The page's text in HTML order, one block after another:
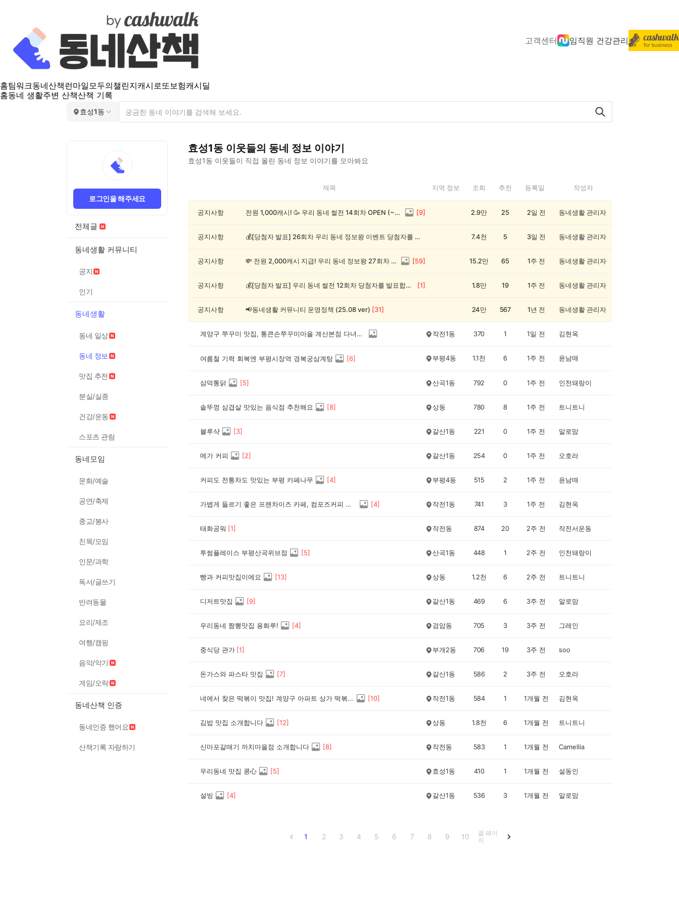
고객센터 임직원 건강관리
홈팀워크동네산책 런마일모두의챌린지캐시로또보험캐시딜
홈동네 생활주변 산책산책 기록
효성1동
로그인을 해주세요
전체글
동네생활 커뮤니티
공지
인기
동네생활
동네 일상
동네 정보
맛집 추천
분실/실종
건강/운동
스포츠 관람
동네모임
문화/예술
공연/축제
종교/봉사
친목/모임
인문/과학
독서/글쓰기
반려동물
요리/제조
여행/캠핑
음악/악기
게임/오락
동네산책 인증
동네인증 했어요
산책기록 자랑하기
효성1동 이웃들의 동네 정보 이야기
효성1동 이웃들이 직접 올린 동네 정보 이야기를 모아봐요
1
제목 지역 정보 조회 추천 등록일 작성자
공지사항 전원 1,000캐시! 🥳 우리 동네 썰전 14회차 OPEN (~8/17) [9] 2.9만 25 2일 전 동네생활 관리자
공지사항 💰[당첨자 발표] 26회차 우리 동네 정보왕 이벤트 당첨자를 발표합니다! 7.4천 5 3일 전 동네생활 관리자
공지사항 💸 전원 2,000캐시 지급! 우리 동네 정보왕 27회차 (~8/10) [59] 15.2만 65 1주 전 동네생활 관리자
공지사항 💰[당첨자 발표] 우리 동네 썰전 12회차 당첨자를 발표합니다! [1] 1.8만 19 1주 전 동네생활 관리자
공지사항 📢동네생활 커뮤니티 운영정책 (25.08 ver) [31] 24만 567 1년 전 동네생활 관리자
계양구 쭈꾸미 맛집, 통큰손쭈꾸미마을 계산본점 다녀왔어요! 작전1동 370 1 1일 전 김현옥
여름철 기력 회복엔 부평시장역 경복궁삼계탕 [6] 부평4동 1.1천 6 1주 전 윤남매
삼덕통닭 [5] 산곡1동 792 0 1주 전 인천돼랑이
솥뚜껑 삼겹살 맛있는 음식점 추천해요 [8] 상동 780 8 1주 전 트니트니
블루샥 [3] 갈산1동 221 0 1주 전 알로맘
메가 커피 [2] 갈산1동 254 0 1주 전 오호라
커피도 전통차도 맛있는 부평 카페나무 [4] 부평4동 515 2 1주 전 윤남매
가볍게 들르기 좋은 프랜차이즈 카페, 컴포즈커피 방문 후기 [4] 작전1동 741 3 1주 전 김현옥
태화공워 [1] 작전동 874 20 2주 전 작전서운동
투썸플레이스 부평산곡위브점 [5] 산곡1동 448 1 2주 전 인천돼랑이
빵과 커피맛집이에요 [13] 상동 1.2천 6 2주 전 트니트니
디저트맛집 [9] 갈산1동 469 6 3주 전 알로맘
우리동네 짬뽕맛집 용화루! [4] 검암동 705 3 3주 전 그레인
중식당 관가 [1] 부개2동 706 19 3주 전 soo
돈가스와 파스타 맛집 [7] 갈산1동 586 2 3주 전 오호라
네에서 찾은 떡볶이 맛집! 계양구 아파트 상가 떡볶이 추천 [10] 작전1동 584 1 1개월 전 김현옥
김밥 맛집 소개합니다 [12] 상동 1.8천 6 1개월 전 트니트니
신마포갈매기 까치마을점 소개합니다 [8] 작전동 583 1 1개월 전 Camellia
우리동네 맛집 콩心 [5] 효성1동 410 1 1개월 전 설동인
설빙 [4] 갈산1동 536 3 1개월 전 알로맘
1 2 3 4 5 6 7 8 9 10
끝 페이
지